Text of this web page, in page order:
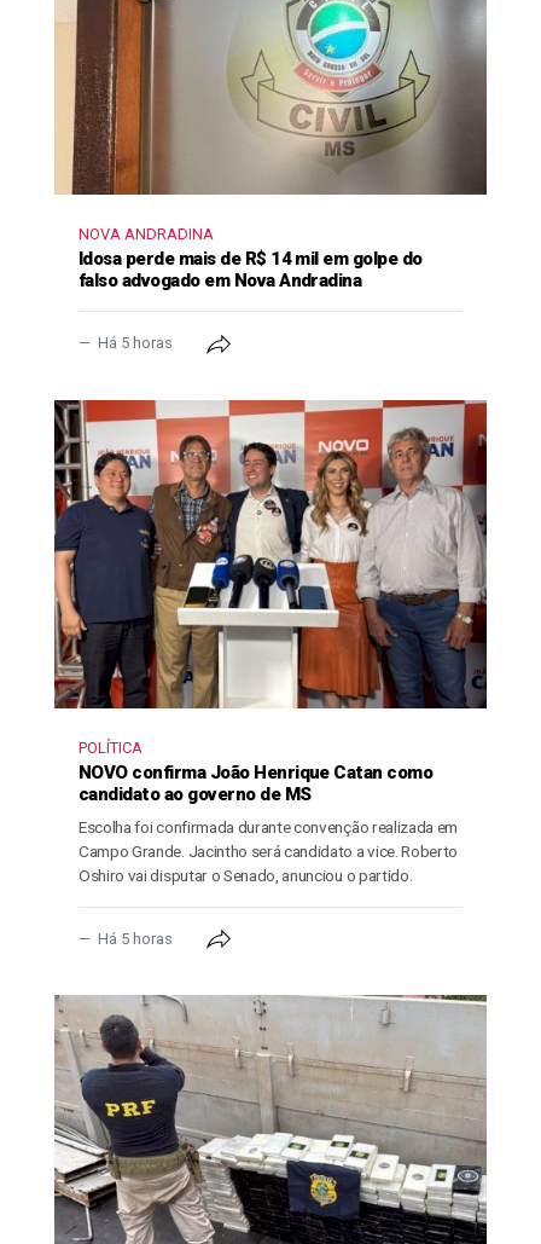
NOVA ANDRADINA
Idosa perde mais de R$ 14 mil em golpe do
falso advogado em Nova Andradina
Há 5 horas
POLÍTICA
NOVO confirma João Henrique Catan como
candidato ao governo de MS
Escolha foi confirmada durante convenção realizada em
Campo Grande. Jacintho será candidato a vice. Roberto
Oshiro vai disputar o Senado, anunciou o partido.
Há 5 horas